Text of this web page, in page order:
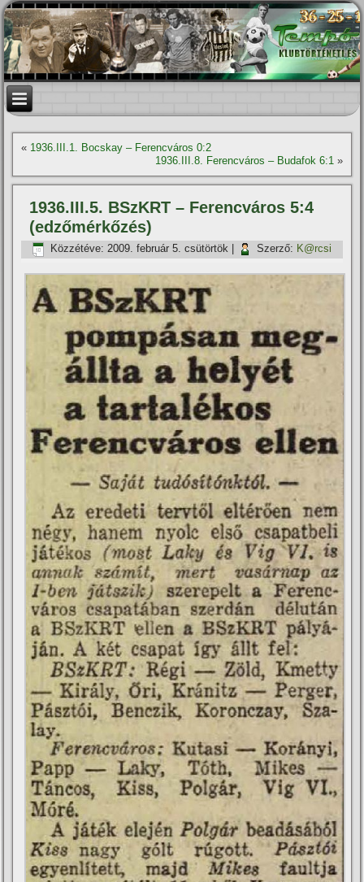
« 1936.III.1. Bocskay – Ferencváros 0:2
1936.III.8. Ferencváros – Budafok 6:1»
1936.III.5. BSzKRT – Ferencváros 5:4
(edzőmérkőzés)
Közzétéve: 2009. február 5. csütörtök Szerző: K@rcsi